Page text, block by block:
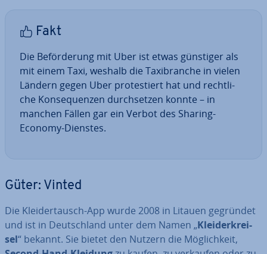
Fakt
Die Be­för­de­rung mit Uber ist etwas günstiger als
mit einem Taxi, weshalb die Ta­xi­bran­che in vielen
Ländern gegen Uber pro­tes­tiert hat und recht­li­
che Kon­se­quen­zen durch­set­zen konnte – in
manchen Fällen gar ein Verbot des Sharing-
Economy-Dienstes.
Güter: Vinted
Die Klei­der­tausch-App wurde 2008 in Litauen gegründet
und ist in Deutsch­land unter dem Namen „Klei­der­krei­
sel“ bekannt. Sie bietet den Nutzern die Mög­lich­keit,